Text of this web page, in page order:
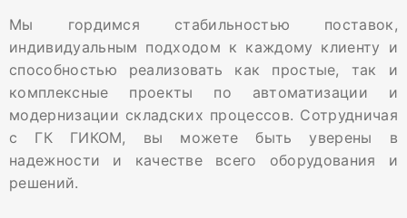
Мы гордимся стабильностью поставок,
индивидуальным подходом к каждому клиенту и
способностью реализовать как простые, так и
комплексные проекты по автоматизации и
модернизации складских процессов. Сотрудничая
с ГК ГИКОМ, вы можете быть уверены в
надежности и качестве всего оборудования и
решений.